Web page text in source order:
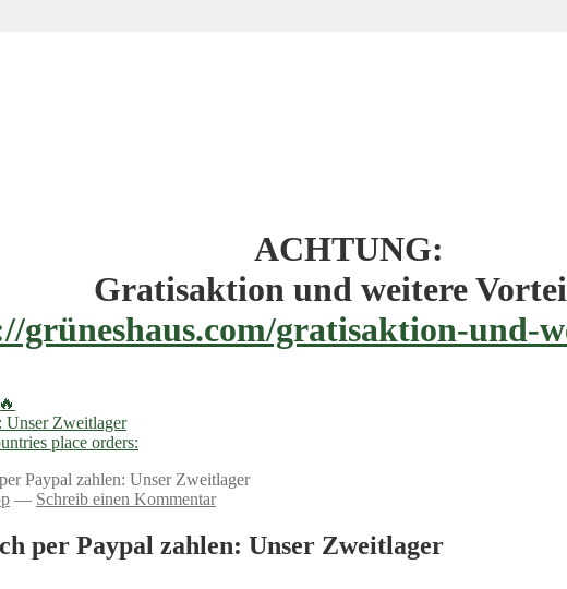
ACHTUNG:
Gratisaktion und weitere
grüneshaus.com/gratisaktion-und-
Unser Zweitlager
place orders:
Paypal zahlen: Unser Zweitlager
— Schreib einen Kommentar
per Paypal zahlen: Unser Zweitlager